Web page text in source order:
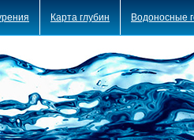
Карта глубин Водоносные